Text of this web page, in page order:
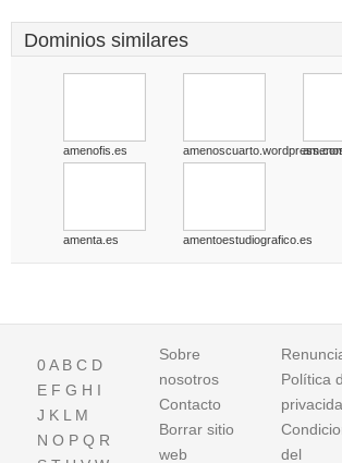
Dominios similares
amenofis.es
amenta.es amentoestudiografico.es
0A B C D
E F G H I
J K L M
N O P Q R
Sobre
nosotros
Contacto
Borrar sitio
web
Política
del